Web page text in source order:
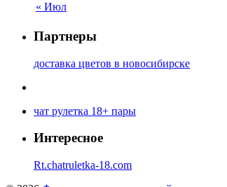
« Июл
Партнеры
доставка цветов в новосибирске
чат рулетка 18+ пары
Интересное
Rt.chatruletka-18.com